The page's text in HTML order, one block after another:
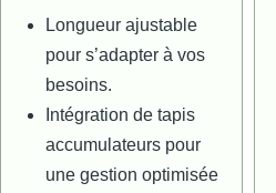
Longueur ajustable
pour s’adapter à vos
besoins.
Intégration de tapis
accumulateurs pour
une gestion optimisée